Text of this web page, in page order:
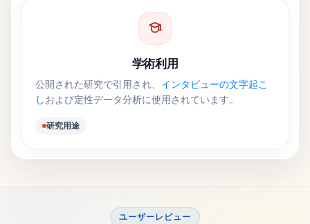
学術利用
公開された研究で引用され、 インタビューの文字起こ
しおよび定性データ分析に使用されています。
研究用途
ユーザーレビュー